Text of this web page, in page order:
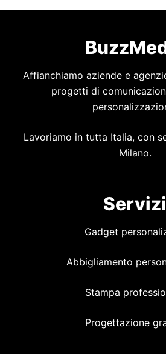
Affianchiamo aziende e
progetti di
Lavoriamo in tutta Italia, con
Milano.
Servizi
Gadget
Abbigliamento
Stampa
Progettazione